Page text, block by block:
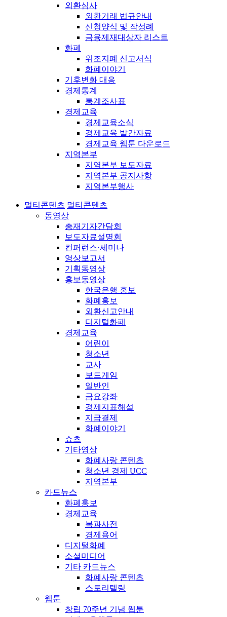
외환심사
외환거래 법규안내
신청양식 및 작성례
금융제재대상자 리스트
화폐
위조지폐 신고서식
화폐이야기
기후변화 대응
경제통계
통계조사표
경제교육
경제교육소식
경제교육 발간자료
경제교육 웹툰 다운로드
지역본부
지역본부 보도자료
지역본부 공지사항
지역본부행사
멀티콘텐츠 멀티콘텐츠
동영상
총재기자간담회
보도자료설명회
컨퍼런스·세미나
영상보고서
기획동영상
홍보동영상
한국은행 홍보
화폐홍보
외환신고안내
디지털화폐
경제교육
어린이
청소년
교사
보드게임
일반인
금요강좌
경제지표해설
지급결제
화폐이야기
쇼츠
기타영상
화폐사랑 콘텐츠
청소년 경제 UCC
지역본부
카드뉴스
화폐홍보
경제교육
복과사전
경제용어
디지털화폐
소셜미디어
기타 카드뉴스
화폐사랑 콘텐츠
스토리텔링
웹툰
창립 70주년 기념 웹툰